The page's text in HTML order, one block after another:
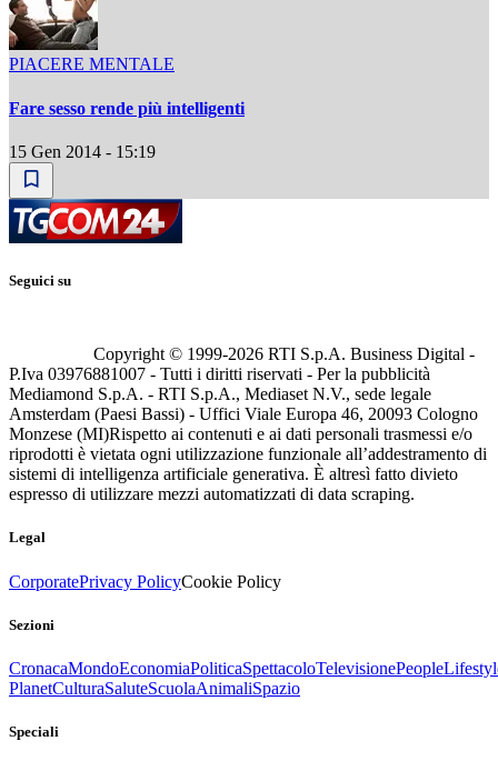
PIACERE MENTALE
Fare sesso rende più intelligenti
15 Gen 2014 - 15:19
Seguici su
Copyright © 1999-2026 RTI S.p.A. Business Digital -
P.Iva 03976881007 - Tutti i diritti riservati - Per la pubblicità
Mediamond S.p.A. - RTI S.p.A., Mediaset N.V., sede legale
Amsterdam (Paesi Bassi) - Uffici Viale Europa 46, 20093 Cologno
Monzese (MI)Rispetto ai contenuti e ai dati personali trasmessi e/o
riprodotti è vietata ogni utilizzazione funzionale all’addestramento di
sistemi di intelligenza artificiale generativa. È altresì fatto divieto
espresso di utilizzare mezzi automatizzati di data scraping.
Legal
CorporatePrivacy PolicyCookie Policy
Sezioni
CronacaMondoEconomiaPoliticaSpettacoloTelevisionePeople
PlanetCulturaSaluteScuolaAnimaliSpazio
Speciali